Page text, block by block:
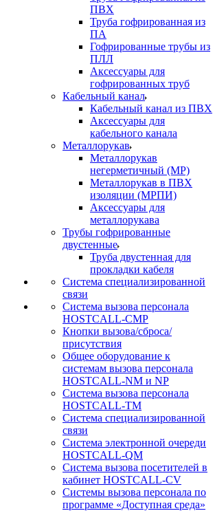
ПВХ
Труба гофрированная из
ПА
Гофрированные трубы из
ПЛЛ
Аксессуары для
гофрированных труб
Кабельный канал
Кабельный канал из ПВХ
Аксессуары для
кабельного канала
Металлорукав
Металлорукав
негерметичный (МР)
Металлорукав в ПВХ
изоляции (МРПИ)
Аксессуары для
металлорукава
Трубы гофрированные
двустенные
Труба двустенная для
прокладки кабеля
Система специализированной
связи
Cистема вызова персонала
HOSTCALL-CMP
Кнопки вызова/сброса/
присутствия
Общее оборудование к
системам вызова персонала
HOSTCALL-NM и NP
Система вызова персонала
HOSTCALL-TM
Система специализированной
связи
Система электронной очереди
HOSTCALL-QM
Cистема вызова посетителей в
кабинет HOSTCALL-CV
Системы вызова персонала по
программе «Доступная среда»